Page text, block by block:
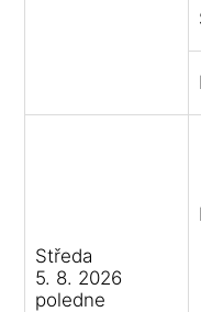
Středa
5. 8. 2026
poledne